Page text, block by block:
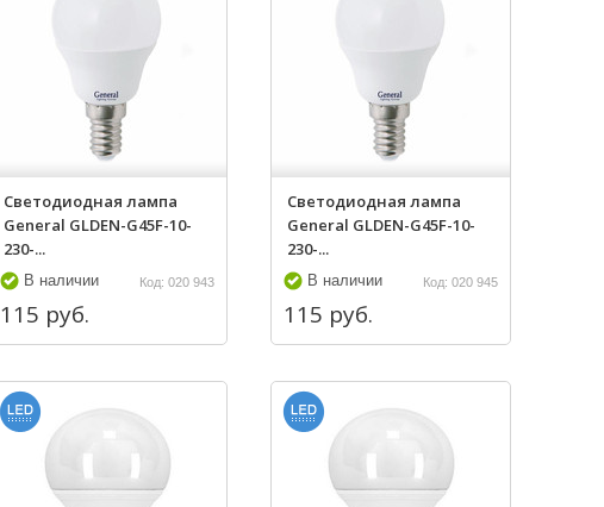
Светодиодная лампа
General GLDEN-G45F-10-
230-...
В наличии Код: 020 943
115 руб.
Светодиодная лампа
General GLDEN-G45F-10-
230-...
В наличии Код: 020 945
115 руб.